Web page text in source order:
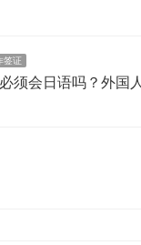
签证
须会日语吗？外国